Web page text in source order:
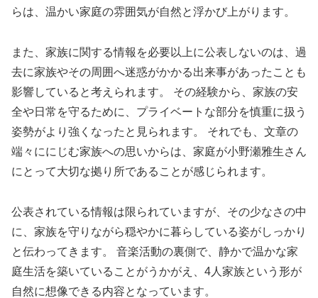
らは、温かい家庭の雰囲気が自然と浮かび上がります。
また、家族に関する情報を必要以上に公表しないのは、過
去に家族やその周囲へ迷惑がかかる出来事があったことも
影響していると考えられます。 その経験から、家族の安
全や日常を守るために、プライベートな部分を慎重に扱う
姿勢がより強くなったと見られます。 それでも、文章の
端々ににじむ家族への思いからは、家庭が小野瀬雅生さん
にとって大切な拠り所であることが感じられます。
公表されている情報は限られていますが、その少なさの中
に、家族を守りながら穏やかに暮らしている姿がしっかり
と伝わってきます。 音楽活動の裏側で、静かで温かな家
庭生活を築いていることがうかがえ、4人家族という形が
自然に想像できる内容となっています。